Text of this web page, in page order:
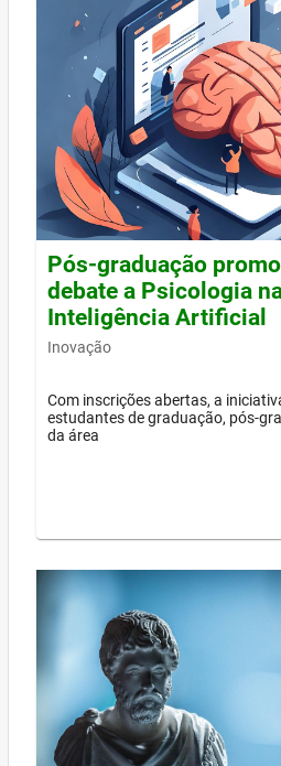
Pós-graduação
debate a Psicologia
Inteligência Artificial
Inovação
Com inscrições abertas, a
estudantes de graduação, pós-
da área